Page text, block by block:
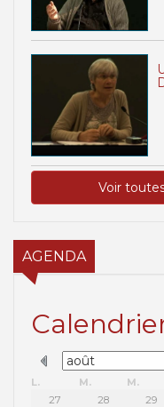
Voir
AGENDA
L. M. M.
27
28 29